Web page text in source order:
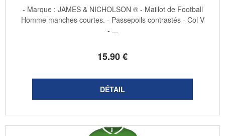
15.90€
- Marque : JAMES & NICHOLSON ® - Maillot de Football
Homme manches courtes. - Passepoils contrastés - Col V
- ...